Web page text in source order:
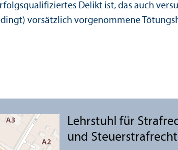
Delikt ist, das auch
vorsätzlich vorgenommene
Lehr­stuhl für
und Steuerstrafrecht